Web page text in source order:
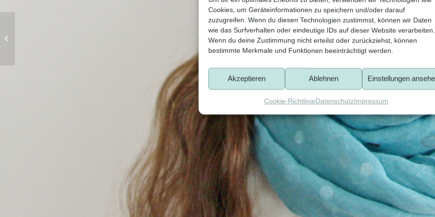
Cookies, um Geräteinformationen zu speichern und/oder darauf
zuzugreifen. Wenn du diesen Technologien zustimmst, können wir Daten
wie das Surfverhalten oder eindeutige IDs auf dieser Website verarbeiten.
Wenn du deine Zustimmung nicht erteilst oder zurückziehst, können
bestimmte Merkmale und Funktionen beeinträchtigt werden.
Akzeptieren Ablehnen Einstellungen
Cookie-RichtlinieDatenschutzImpressum